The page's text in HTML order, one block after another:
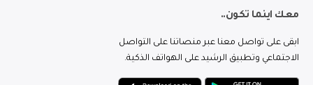
معك اينما تكون..
ابقى على تواصل معنا عبر منصاتنا على التواصل
الاجتماعي وتطبيق الرشيد على الهواتف الذكية.